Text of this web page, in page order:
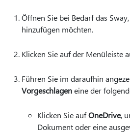
Öffnen Sie bei Bedarf das
hinzufügen möchten.
Klicken Sie auf der Menüleiste
Führen Sie im daraufhin
Vorgeschlageneine der
Klicken Sie aufOneDrive,
Dokument oder eine